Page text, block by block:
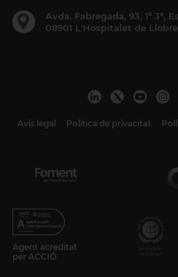
Avda. Fabregada, 93, 1º 3ª,
08901 L'Hospitalet de
Avís legal Política de privacitat
Agent acreditat
per ACCIÓ